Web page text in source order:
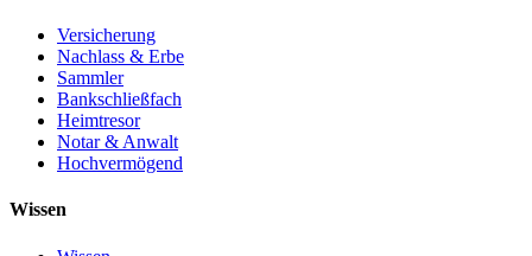
Versicherung
Nachlass & Erbe
Sammler
Bankschließfach
Heimtresor
Notar & Anwalt
Hochvermögend
Wissen